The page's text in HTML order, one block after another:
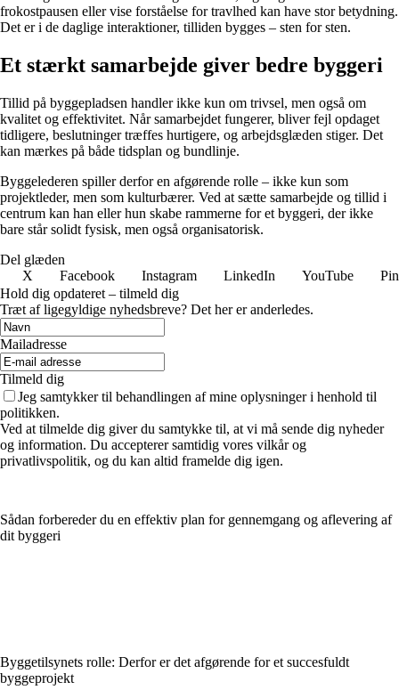
frokostpausen eller vise forståelse for travlhed kan have stor betydning.
Det er i de daglige interaktioner, tilliden bygges – sten for sten.
Et stærkt samarbejde giver bedre byggeri
Tillid på byggepladsen handler ikke kun om trivsel, men også om
kvalitet og effektivitet. Når samarbejdet fungerer, bliver fejl opdaget
tidligere, beslutninger træffes hurtigere, og arbejdsglæden stiger. Det
kan mærkes på både tidsplan og bundlinje.
Byggelederen spiller derfor en afgørende rolle – ikke kun som
projektleder, men som kulturbærer. Ved at sætte samarbejde og tillid i
centrum kan han eller hun skabe rammerne for et byggeri, der ikke
bare står solidt fysisk, men også organisatorisk.
Del glæden
X
Facebook Instagram LinkedIn YouTube
Hold dig opdateret – tilmeld dig
Træt af ligegyldige nyhedsbreve? Det her er anderledes.
Mailadresse
Tilmeld dig
Jeg samtykker til behandlingen af mine oplysninger i henhold til
politikken.
Ved at tilmelde dig giver du samtykke til, at vi må sende dig nyheder
og information. Du accepterer samtidig vores vilkår og
privatlivspolitik, og du kan altid framelde dig igen.
Sådan forbereder du en effektiv plan for gennemgang og aflevering af
dit byggeri
Byggetilsynets rolle: Derfor er det afgørende for et succesfuldt
byggeprojekt